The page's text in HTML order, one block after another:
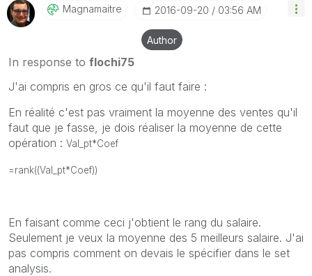
Magnamaitre ‎2016-09-20 03:56 AM
Author
In response to flochi75
J'ai compris en gros ce qu'il faut faire :
En réalité c'est pas vraiment la moyenne des ventes qu'il
faut que je fasse, je dois réaliser la moyenne de cette
opération : Val_pt*Coef
=rank((Val_pt*Coef))
En faisant comme ceci j'obtient le rang du salaire.
Seulement je veux la moyenne des 5 meilleurs salaire. J'ai
pas compris comment on devais le spécifier dans le set
analysis.